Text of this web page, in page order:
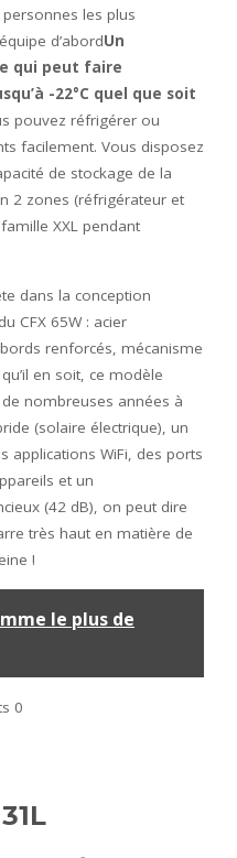
les plus
d’abordUn
qui peut faire
-22°C quel que soit
pouvez réfrigérer ou
facilement. Vous disposez
de stockage de la
2 zones (réfrigérateur et
XXL pendant
dans la conception
CFX 65W : acier
renforcés, mécanisme
en soit, ce modèle
nombreuses années à
(solaire électrique), un
applications WiFi, des ports
et un
(42 dB), on peut dire
très haut en matière de
!
le plus de
0